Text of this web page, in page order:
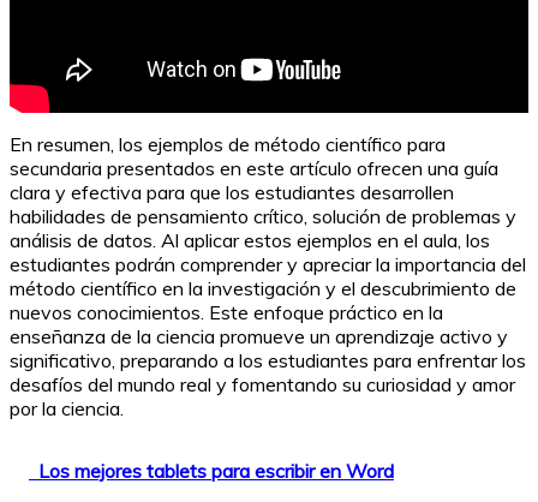
En resumen, los ejemplos de método científico para
secundaria presentados en este artículo ofrecen una guía
clara y efectiva para que los estudiantes desarrollen
habilidades de pensamiento crítico, solución de problemas y
análisis de datos. Al aplicar estos ejemplos en el aula, los
estudiantes podrán comprender y apreciar la importancia del
método científico en la investigación y el descubrimiento de
nuevos conocimientos. Este enfoque práctico en la
enseñanza de la ciencia promueve un aprendizaje activo y
significativo, preparando a los estudiantes para enfrentar los
desafíos del mundo real y fomentando su curiosidad y amor
por la ciencia.
Los mejores tablets para escribir en Word